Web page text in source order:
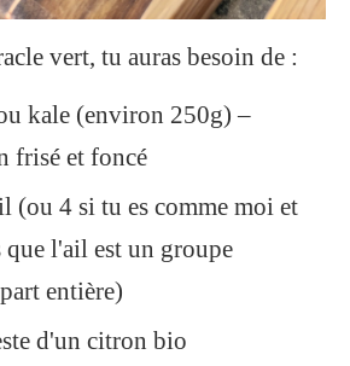
vert, tu auras besoin de :
kale (environ 250g) –
frisé et foncé
(ou 4 si tu es comme moi et
que l'ail est un groupe
entière)
d'un citron bio